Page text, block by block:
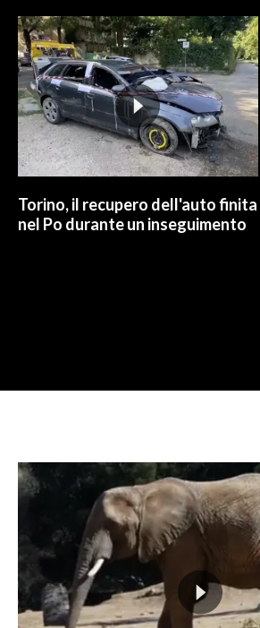
Torino, il recupero dell'auto finita
nel Po durante un inseguimento